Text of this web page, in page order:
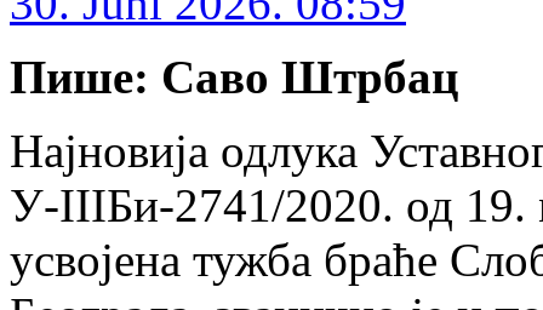
Пише: Саво Штрбац
Најновија одлука
У-IIIБи-2741/2020. од 19.
усвојена тужба браће